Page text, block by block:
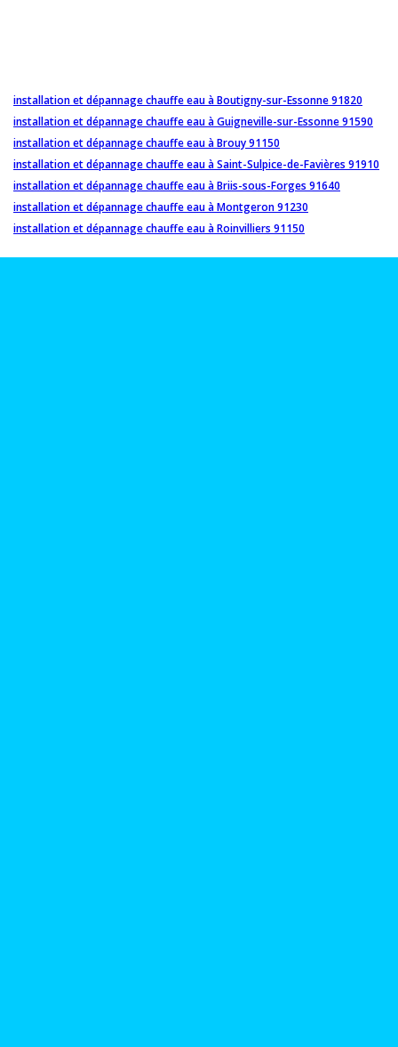
installation et dépannage chauffe eau à Boutigny-sur-Essonne 91820
installation et dépannage chauffe eau à Guigneville-sur-Essonne 91590
installation et dépannage chauffe eau à Brouy 91150
installation et dépannage chauffe eau à Saint-Sulpice-de-Favières 91910
installation et dépannage chauffe eau à Briis-sous-Forges 91640
installation et dépannage chauffe eau à Montgeron 91230
installation et dépannage chauffe eau à Roinvilliers 91150